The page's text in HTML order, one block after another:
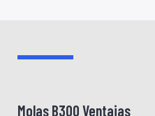
Molas B300 Ventajas